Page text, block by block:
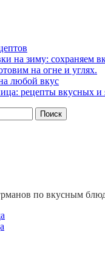
на зиму: сохраняем
на огне и углях.
любой вкус
рецепты вкусных и
по вкусным